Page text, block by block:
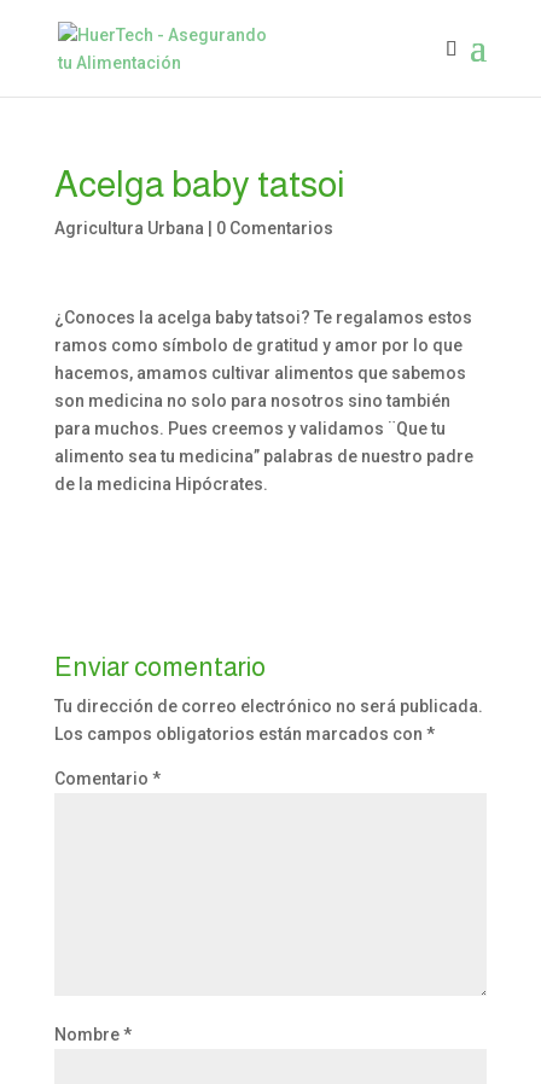
Acelga baby tatsoi
Agricultura Urbana 0 Comentarios
¿Conoces la acelga baby tatsoi? Te regalamos estos
ramos como símbolo de gratitud y amor por lo que
hacemos, amamos cultivar alimentos que sabemos
son medicina no solo para nosotros sino también
para muchos. Pues creemos y validamos ¨Que tu
alimento sea tu medicina” palabras de nuestro padre
de la medicina Hipócrates.
Enviar comentario
Tu dirección de correo electrónico no será publicada.
Los campos obligatorios están marcados con *
Comentario *
Nombre*